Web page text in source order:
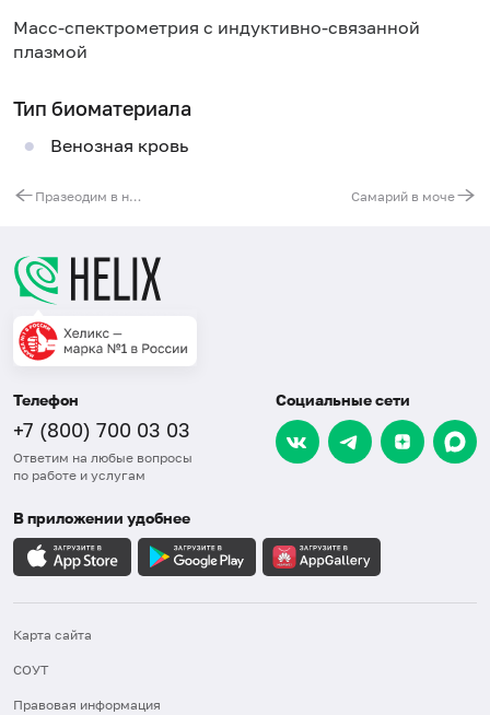
Масс-спектрометрия с индуктивно-связанной
плазмой
Тип биоматериала
Венозная кровь
Празеодим в ногтях Самарий в моче
Телефон
+7 (800) 700 03 03
Ответим на любые вопросы
по работе и услугам
Социальные сети
В приложении удобнее
Карта сайта
СОУТ
Правовая информация